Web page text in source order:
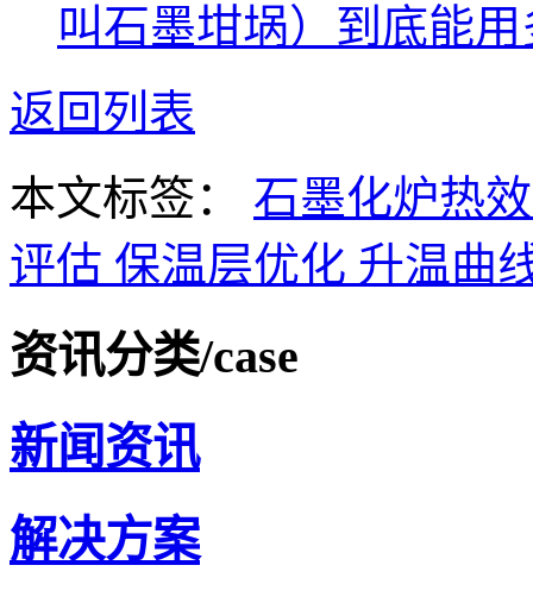
叫石墨坩埚）到底能
返回列表
本文标签： 石墨化炉热
评估 保温层优化 升温曲
资讯分类/case
新闻资讯
解决方案